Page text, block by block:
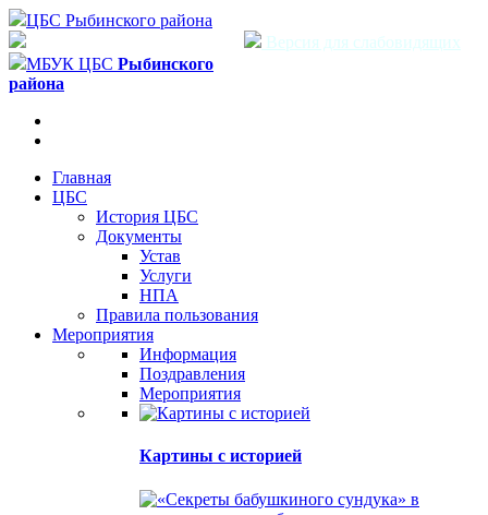
ЦБС Рыбинского района
Версия для слабовидящих
МБУК ЦБС Рыбинского
района
Главная
ЦБС
История ЦБС
Документы
Устав
Услуги
НПА
Правила пользования
Мероприятия
Информация
Поздравления
Мероприятия
Картины с историей